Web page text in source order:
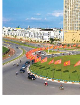
LIỆT SĨ VÀ TẶNG QUÀ
ỦY BAN NHÂN DÂN
chế cưỡng chế 02 tổ
PHƯỜNG NGÔ QUYỀN
NGƯỜI CÓ CÔNG NHÂN
PHƯỜNG NGÔ QUYỀN
NĂM NGÀY THƯƠNG